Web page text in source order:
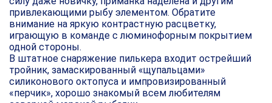
привлекающими рыбу элементом. Обратите
внимание на яркую контрастную расцветку,
играющую в команде с люминофорным покрытием
одной стороны.
В штатное снаряжение пилькера входит острейший
тройник, замаскированный «щупальцами»
силиконового октопуса и импровизированный
«перчик», хорошо знакомый всем любителям